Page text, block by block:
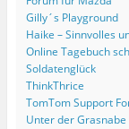
Gilly´s Playground
Haike – Sinnvolles
Online Tagebuch
Soldatenglück
ThinkThrice
TomTom Support
Unter der Grasnabe